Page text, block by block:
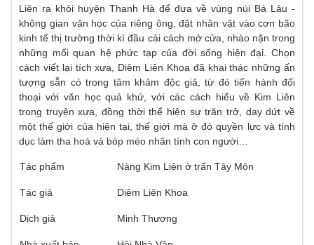
Liên ra khỏi huyện Thanh Hà để đưa về vùng núi Bá Lâu -
không gian văn học của riêng ông, đặt nhân vật vào cơn bão
kinh tế thị trường thời kì đầu cải cách mở cửa, nhào nặn trong
những mối quan hệ phức tạp của đời sống hiện đại. Chọn
cách viết lại tích xưa, Diêm Liên Khoa đã khai thác những ấn
tượng sẵn có trong tâm khảm độc giả, từ đó tiến hành đối
thoại với văn học quá khứ, với các cách hiểu về Kim Liên
trong truyện xưa, đồng thời thể hiện sự trăn trở, day dứt về
một thế giới của hiện tại, thế giới mà ở đó quyền lực và tính
dục làm tha hoá và bóp méo nhân tính con người…
Tác phẩm Nàng Kim Liên ở trấn Tây Môn
Tác giả Diêm Liên Khoa
Dịch giả Minh Thương